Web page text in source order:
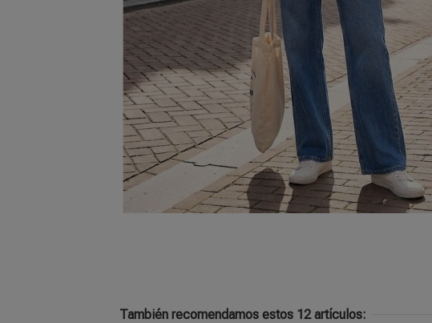
También recomendamos estos 12 artículos: